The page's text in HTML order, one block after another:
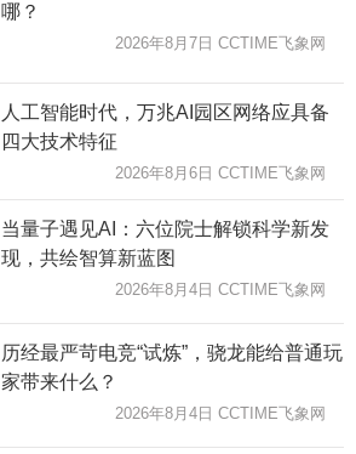
哪？
2026年8月7日 CCTIME飞象网
人工智能时代，万兆AI园区网络应具备
四大技术特征
2026年8月6日 CCTIME飞象网
当量子遇见AI：六位院士解锁科学新发
现，共绘智算新蓝图
2026年8月4日 CCTIME飞象网
历经最严苛电竞“试炼”，骁龙能给普通玩
家带来什么？
2026年8月4日 CCTIME飞象网